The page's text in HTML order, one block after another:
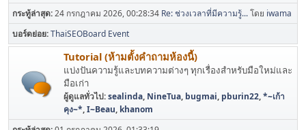
กระทู้ล่าสุด:24 กรกฎาคม 2026, 00:28:34 Re: ช่วงเวลาที่มีความรู้...โดย iwama
บอร์ดย่อย ThaiSEOBoard Event
Tutorial (ห้ามตั้งคำถามห้องนี้)
แบ่งปันความรู้และบทความต่างๆ ทุกเรื่องสำหรับมือใหม่และ
มือเก่า
ผู้ดูแลทั่วไป:sealinda, NineTua, bugmai, pburin22,*~เก้า
คุง~*,I~Beau, khanom